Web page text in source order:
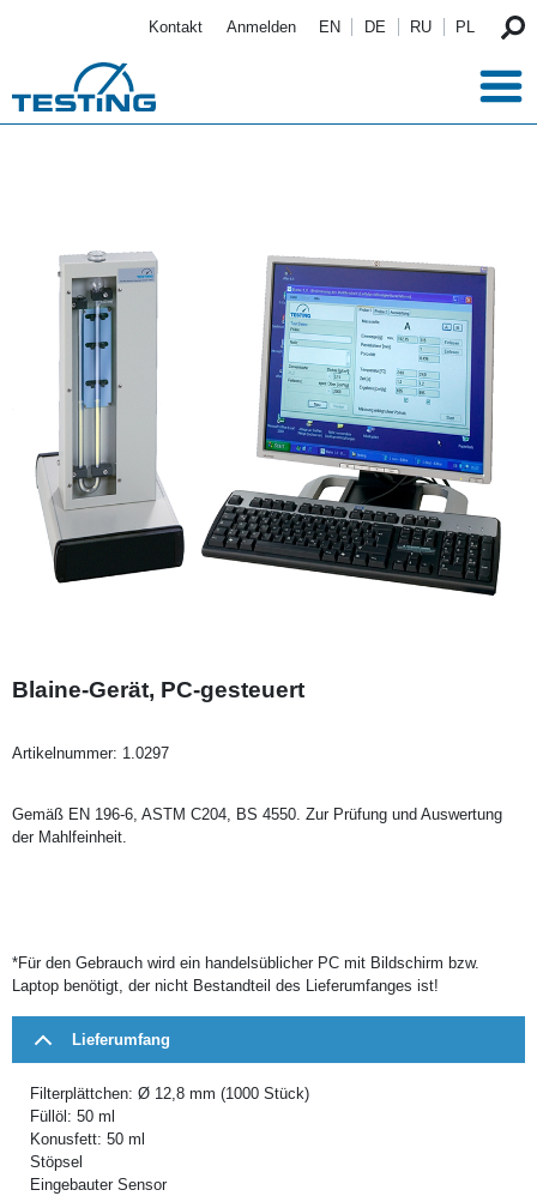
Kontakt Anmelden EN DE RU PL
Blaine-Gerät, PC-gesteuert
Artikelnummer: 1.0297
Gemäß EN 196-6, ASTM C204, BS 4550. Zur Prüfung und Auswertung
der Mahlfeinheit.
*Für den Gebrauch wird ein handelsüblicher PC mit Bildschirm bzw.
Laptop benötigt, der nicht Bestandteil des Lieferumfanges ist!
Lieferumfang
Filterplättchen: Ø 12,8 mm (1000 Stück)
Füllöl: 50 ml
Konusfett: 50 ml
Stöpsel
Eingebauter Sensor